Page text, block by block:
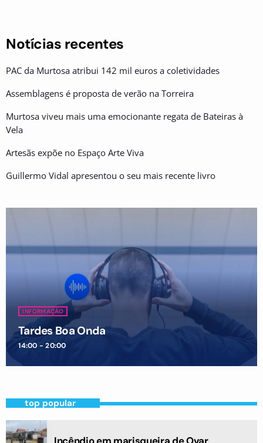
Notícias recentes
PAC da Murtosa atribui 142 mil euros a coletividades
Assemblagens é proposta de verão na Torreira
Murtosa viveu mais uma emocionante regata de Bateiras à
Vela
Artesãs expõe no Espaço Arte Viva
Guillermo Vidal apresentou o seu mais recente livro
INFORMAÇÃO
Tardes Boa Onda
14:00 - 20:00
top popular